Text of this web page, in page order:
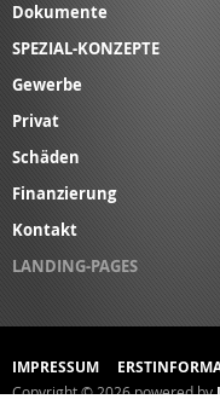
Dokumente
SPEZIAL-KONZEPTE
Gewerbe
Privat
Schäden
Finanzierung
Kontakt
LANDING-PAGES
IMPRESSUM
Copyright © 2026 powered by